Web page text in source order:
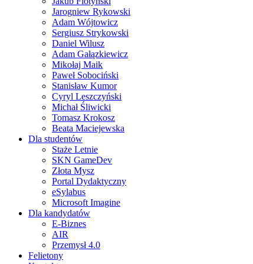
Jarogniew Rykowski
Adam Wójtowicz
Sergiusz Strykowski
Daniel Wilusz
Adam Gałązkiewicz
Mikołaj Maik
Paweł Sobociński
Stanisław Kumor
Cyryl Leszczyński
Michał Śliwicki
Tomasz Krokosz
Beata Maciejewska
Dla studentów
Staże Letnie
SKN GameDev
Złota Mysz
Portal Dydaktyczny
eSylabus
Microsoft Imagine
Dla kandydatów
E-Biznes
AIR
Przemysł 4.0
Felietony